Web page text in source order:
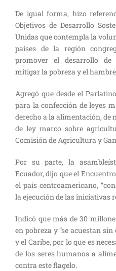
De igual forma, hizo
Objetivos de Desarrollo
Unidas que contempla la
países de la región
promover el desarrollo de
mitigar la pobreza y el
Agregó que desde el
para la confección de leyes
derecho a la alimentación, de
de ley marco sobre
Comisión de Agricultura y
Por su parte, la
Ecuador, dijo que el
el país centroamericano,
la ejecución de las iniciativas
Indicó que más de 30
en pobreza y “se acuestan
y el Caribe, por lo que es
de los seres humanos a
contra este flagelo.